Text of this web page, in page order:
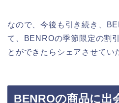
なので、今後も引き続き、
て、BENROの季節限定の割
とができたらシェアさせてい
BENROの商品に出